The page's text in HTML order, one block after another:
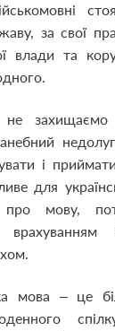
за свої
влади та
захищаємо
і
для
мову,
мова – це